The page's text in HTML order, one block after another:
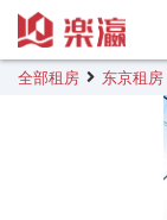
全部租房 东京租房